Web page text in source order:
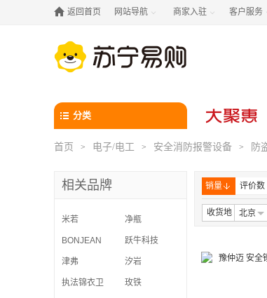
 返回首页 网站导航  商家入驻  客户服务
分类
首页 > 电子/电工 > 安全消防报警设备 > 防
销量 评价数
收货地 北京
相关品牌
米若 净瓶
BONJEAN 跃牛科技
津弗 汐岩
执法锦衣卫 玫铁